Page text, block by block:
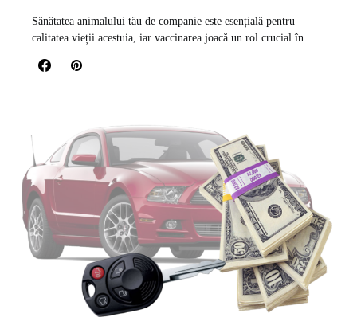
Sănătatea animalului tău de companie este esențială pentru
calitatea vieții acestuia, iar vaccinarea joacă un rol crucial în…